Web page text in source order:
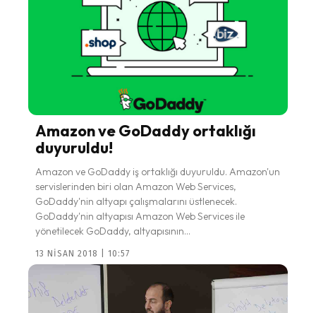
Amazon ve GoDaddy ortaklığı
duyuruldu!
Amazon ve GoDaddy iş ortaklığı duyuruldu. Amazon'un
servislerinden biri olan Amazon Web Services,
GoDaddy'nin altyapı çalışmalarını üstlenecek.
GoDaddy'nin altyapısı Amazon Web Services ile
yönetilecek GoDaddy, altyapısının...
13 NISAN 2018 | 10:57